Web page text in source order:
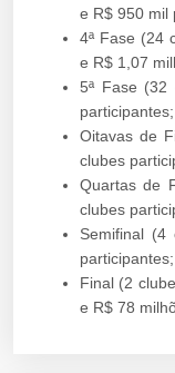
e R$ 950 mil
4ª Fase (24
e R$ 1,07
5ª Fase
participantes;
Oitavas de
clubes
Quartas de
clubes
Semifinal
participantes;
Final (2
e R$ 78